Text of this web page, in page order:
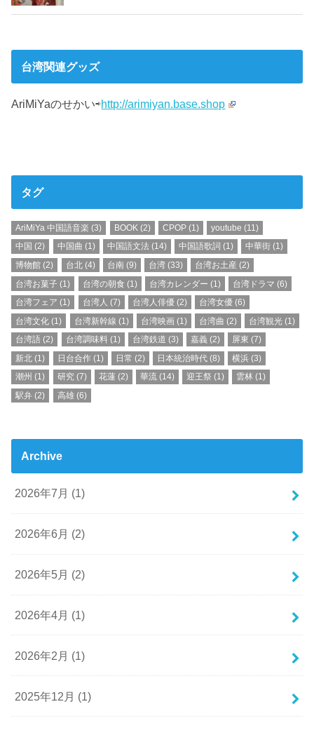
台湾関連グッズ
AriMiYaのせかい⇨http://arimiyan.base.shop
タグ
AriMiYa 中国語音楽 (3) BOOK (2) CPOP(1) youtube (11)
中国 (2) 中国曲 (1) 中国語文法 (14) 中国語歌詞 (1) 中華街 (1)
博物館 (2) 台北(4) 台南 (9) 台湾 (33) 台湾お土産 (2)
台湾お菓子 (1) 台湾の朝食 (1) 台湾カレンダー (1) 台湾ドラマ (6)
台湾フェア (1) 台湾人 (7) 台湾人俳優(2) 台湾女優 (6)
台湾文化 (1) 台湾新幹線 (1) 台湾映画(1) 台湾曲 (2) 台湾観光 (1)
台湾語 (2) 台湾調味料 (1) 台湾鉄道 (3) 嘉義 (2) 屏東 (7)
新北 (1) 日台合作 (1) 日常 (2) 日本統治時代 (8) 横浜 (3)
潮州 (1) 研究(7) 花蓮(2) 華流 (14) 迎王祭 (1) 雲林 (1)
駅弁 (2) 高雄(6)
Archive
2026年7月 (1)
2026年6月 (2)
2026年5月 (2)
2026年4月 (1)
2026年2月 (1)
2025年12月 (1)